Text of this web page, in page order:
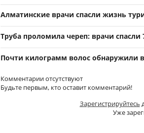
Алматинские врачи спасли жизнь
Труба проломила череп: врачи спасли
Почти килограмм волос обнаружили
Комментарии отсутствуют
Будьте первым, кто оставит комментарий!
Зарегистрируйтесь
Уже